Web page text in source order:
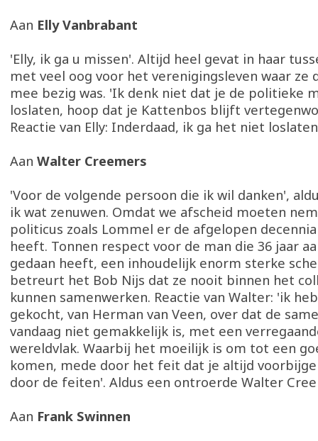
Aan Elly Vanbrabant
'Elly, ik ga u missen'. Altijd heel gevat in haar
met veel oog voor het verenigingsleven waar ze
mee bezig was. 'Ik denk niet dat je de politieke
loslaten, hoop dat je Kattenbos blijft
Reactie van Elly: Inderdaad, ik ga het niet
Aan Walter Creemers
'Voor de volgende persoon die ik wil danken',
ik wat zenuwen. Omdat we afscheid moeten
politicus zoals Lommel er de afgelopen
heeft. Tonnen respect voor de man die 36 jaar
gedaan heeft, een inhoudelijk enorm sterke
betreurt het Bob Nijs dat ze nooit binnen het
kunnen samenwerken. Reactie van Walter: 'ik
gekocht, van Herman van Veen, over dat de
vandaag niet gemakkelijk is, met een
wereldvlak. Waarbij het moeilijk is om tot een
komen, mede door het feit dat je altijd
door de feiten'. Aldus een ontroerde Walter
Aan Frank Swinnen